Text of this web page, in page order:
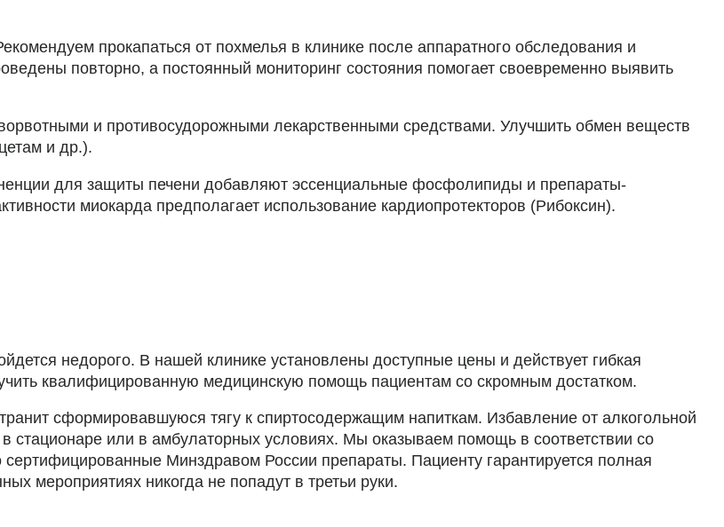
прокапаться от похмелья в клинике после аппаратного обследования и
повторно, а постоянный мониторинг состояния помогает своевременно выявить
и противосудорожными лекарственными средствами. Улучшить обмен веществ
и др.).
для защиты печени добавляют эссенциальные фосфолипиды и препараты-
миокарда предполагает использование кардиопротекторов (Рибоксин).
недорого. В нашей клинике установлены доступные цены и действует гибкая
квалифицированную медицинскую помощь пациентам со скромным достатком.
сформировавшуюся тягу к спиртосодержащим напиткам. Избавление от алкогольной
стационаре или в амбулаторных условиях. Мы оказываем помощь в соответствии со
Минздравом России препараты. Пациенту гарантируется полная
мероприятиях никогда не попадут в третьи руки.